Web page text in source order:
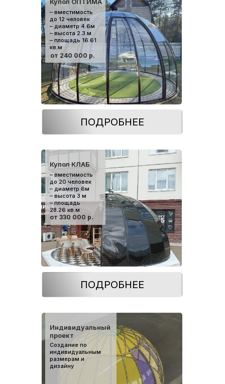
– вместимость
до 12 человек
– диаметр 4.6м
– высота 2.3 м
– площадь 16.61
кв.м
ПОДРОБНЕЕ
Купол КЛАБ
– вместимость
до 20 человек
– диаметр 6м
– высота 3 м
– площадь
28.26 кв.м
ПОДРОБНЕЕ
Индивидуальный
проект
Создание по
индивидуальным
размерам и
дизайну
от 240 000 р.
от 330 000 р.